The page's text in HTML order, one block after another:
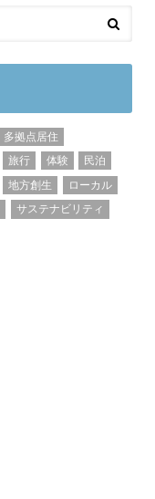
多拠点居住
旅行 体験
民泊
地方創生
ローカル
サステナビリティ